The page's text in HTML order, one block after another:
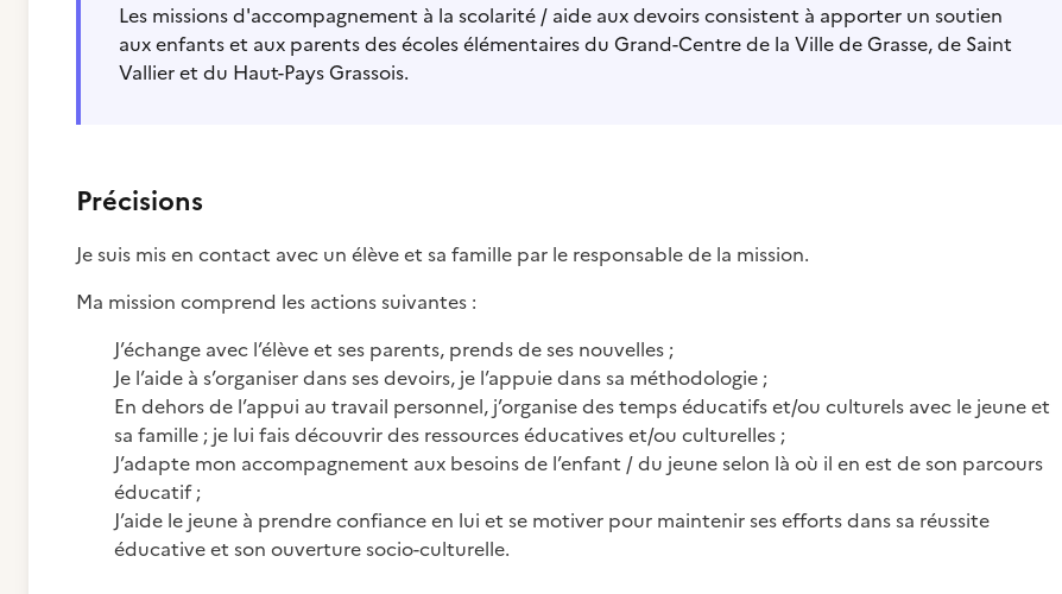
Les missions d'accompagnement à la scolarité / aide aux devoirs consistent à apporter un soutien
aux enfants et aux parents des écoles élémentaires du Grand-Centre de la Ville de Grasse, de Saint
Vallier et du Haut-Pays Grassois.
Précisions
Je suis mis en contact avec un élève et sa famille par le responsable de la mission.
Ma mission comprend les actions suivantes :
J’échange avec l’élève et ses parents, prends de ses nouvelles ;
Je l’aide à s’organiser dans ses devoirs, je l’appuie dans sa méthodologie ;
En dehors de l’appui au travail personnel, j’organise des temps éducatifs et/ou culturels avec le jeune et
sa famille ; je lui fais découvrir des ressources éducatives et/ou culturelles ;
J’adapte mon accompagnement aux besoins de l’enfant / du jeune selon là où il en est de son parcours
éducatif ;
J’aide le jeune à prendre confiance en lui et se motiver pour maintenir ses efforts dans sa réussite
éducative et son ouverture socio-culturelle.